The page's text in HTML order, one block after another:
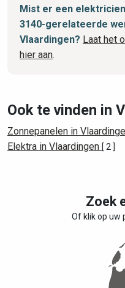
Mist er een
3140-gerelateerde
Vlaardingen? Laat het
hier aan.
Ook te vinden in
Zonnepanelen in
Elektra in Vlaardingen [ 2 ]
Zoek
Of klik op uw